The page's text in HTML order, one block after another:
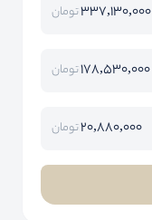
337,130,000تومان
178,530,000تومان
20,880,000تومان